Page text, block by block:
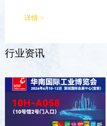
详情 >
行业资讯